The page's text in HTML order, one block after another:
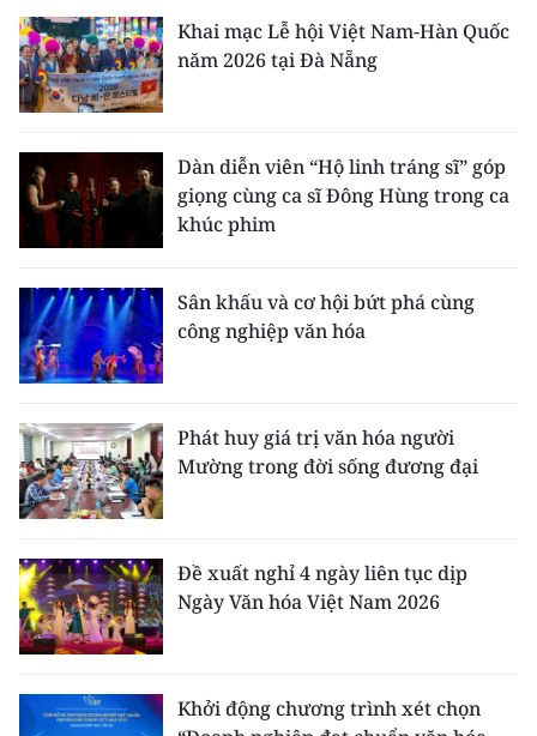
Khai mạc Lễ hội Việt Nam-Hàn Quốc
năm 2026 tại Đà Nẵng
Dàn diễn viên “Hộ linh tráng sĩ” góp
giọng cùng ca sĩ Đông Hùng trong ca
khúc phim
Sân khấu và cơ hội bứt phá cùng
công nghiệp văn hóa
Phát huy giá trị văn hóa người
Mường trong đời sống đương đại
Đề xuất nghỉ 4 ngày liên tục dịp
Ngày Văn hóa Việt Nam 2026
Khởi động chương trình xét chọn